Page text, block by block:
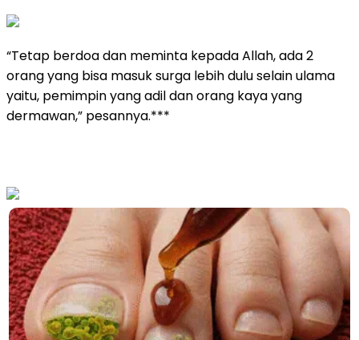
“Tetap berdoa dan meminta kepada Allah, ada 2
orang yang bisa masuk surga lebih dulu selain ulama
yaitu, pemimpin yang adil dan orang kaya yang
dermawan,” pesannya.***